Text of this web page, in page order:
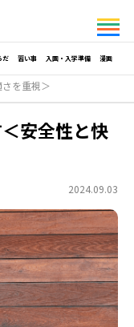
だ 習い事 入園・入学準備 漫画
を重視＞
安全性と快
2024.09.03